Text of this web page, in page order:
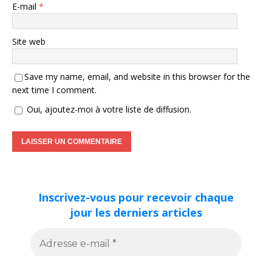
E-mail *
Site web
Save my name, email, and website in this browser for the
next time I comment.
Oui, ajoutez-moi à votre liste de diffusion.
Inscrivez-vous pour recevoir chaque
jour les derniers articles